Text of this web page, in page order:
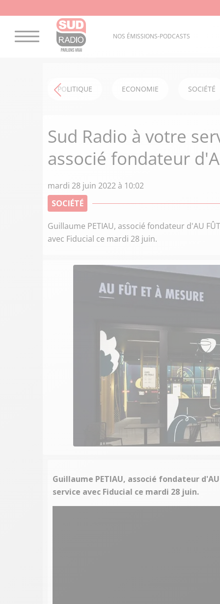
NOS ÉMISSIONS-PODCASTS
POLITIQUE ECONOMIE SOCIÉTÉ
Sud Radio à votre
associé fondateur
mardi 28 juin 2022 à 10:02
SOCIÉTÉ
Guillaume PETIAU, associé fondateur d'AU
avec Fiducial ce mardi 28 juin.
Guillaume PETIAU, associé fondateur
service avec Fiducial ce mardi 28 juin.